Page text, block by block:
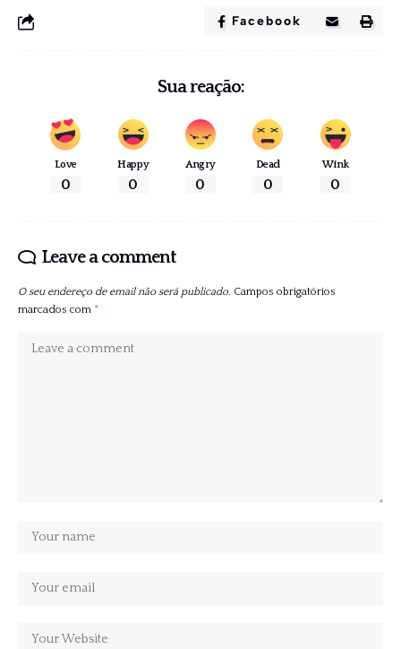
Facebook
Sua reação:
Love
0
Happy
0
Angry
0
Dead
0
Wink
0
Leave a comment
O seu endereço de email não será publicado. Campos obrigatórios
marcados com *